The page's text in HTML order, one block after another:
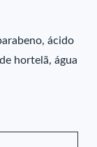
ácido
hortelã, água